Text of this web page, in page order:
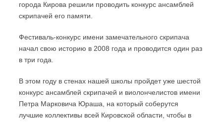
города Кирова решили проводить конкурс ансамблей
скрипачей его памяти.
Фестиваль-конкурс имени замечательного скрипача
начал свою историю в 2008 года и проводится один раз
в три года.
В этом году в стенах нашей школы пройдет уже шестой
конкурс ансамблей скрипачей и виолончелистов имени
Петра Марковича Юраша, на который соберутся
лучшие коллективы всей Кировской области, чтобы в